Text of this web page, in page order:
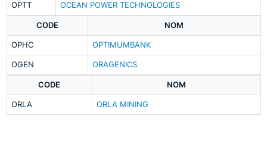
OPTT OCEAN POWER TECHNOLOGIES
CODE NOM
OPHC OPTIMUMBANK
OGEN ORAGENICS
CODE NOM
ORLA ORLA MINING